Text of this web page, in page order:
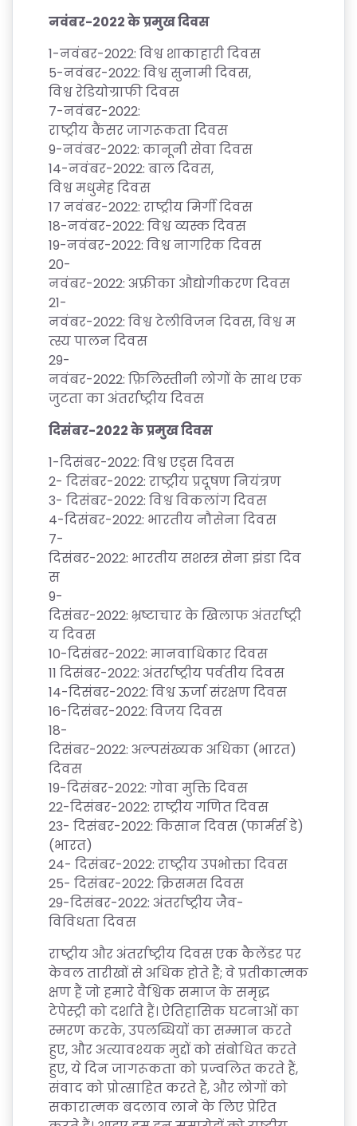
नवंबर-2022केप्रमुखदिवस
1-नवंबर-2022: विश्व शाकाहारीदिवस
5-नवंबर-2022: विश्वसुनामीदिवस,
विश्वरेडियोग्राफीदिवस
7-नवंबर-2022:
राष्ट्रीयकैंसरजागरूकतादिवस
9-नवंबर-2022: कानूनीसेवादिवस
14-नवंबर-2022: बालदिवस,
विश्वमधुमेहदिवस
17 नवंबर-2022: राष्ट्रीयमिर्गीदिवस
18-नवंबर-2022: विश्वव्यस्कदिवस
19-नवंबर-2022: विश्वनागरिकदिवस
20-
नवंबर-2022: अफ्रीका औद्योगीकरणदिवस
21-
नवंबर-2022: विश्वटेलीविजनदिवस,विश्वम
त्स्यपालनदिवस
29-
नवंबर-2022: फ़िलिस्तीनीलोगोंकेसाथएक
जुटताकाअंतर्राष्ट्रीयदिवस
दिसंबर-2022केप्रमुखदिवस
1-दिसंबर-2022: विश्वएड्सदिवस
2- दिसंबर-2022: राष्ट्रीयप्रदूषणनियंत्रण
3- दिसंबर-2022: विश्वविकलांगदिवस
4-दिसंबर-2022: भारतीयनौसेनादिवस
7-
दिसंबर-2022: भारतीयसशस्त्रसेनाझंडादिव
स
9-
दिसंबर-2022: भ्रष्टाचारकेखिलाफअंतर्राष्ट्री
यदिवस
10-दिसंबर-2022: मानवाधिकारदिवस
11 दिसंबर-2022: अंतर्राष्ट्रीयपर्वतीयदिवस
14-दिसंबर-2022: विश्वऊर्जासंरक्षणदिवस
16-दिसंबर-2022: विजयदिवस
18-
दिसंबर-2022: अल्पसंख्यकअधिका (भारत)
दिवस
19-दिसंबर-2022: गोवामुक्तिदिवस
22-दिसंबर-2022: राष्ट्रीयगणितदिवस
23- दिसंबर-2022: किसानदिवस (फार्मर्सडे)
(भारत)
24- दिसंबर-2022: राष्ट्रीयउपभोक्तादिवस
25- दिसंबर-2022: क्रिसमसदिवस
29-दिसंबर-2022: अंतर्राष्ट्रीयजैव-
विविधतादिवस
राष्ट्रीय और अंतर्राष्ट्रीय दिवस एक कैलेंडर पर
केवल तारीखों से अधिक होते हैं; वे प्रतीकात्मक
क्षण हैं जो हमारे वैश्विक समाज के समृद्ध
टेपेस्ट्री को दर्शाते हैं। ऐतिहासिक घटनाओं का
स्मरण करके, उपलब्धियों का सम्मान करते
हुए, और अत्यावश्यक मुद्दों को संबोधित करते
हुए, ये दिन जागरूकता को प्रज्वलित करते हैं,
संवाद को प्रोत्साहित करते हैं, और लोगों को
सकारात्मक बदलाव लाने के लिए प्रेरित